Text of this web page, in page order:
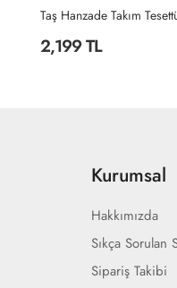
Taş Hanzade Takım
2,199 TL
Kurumsal
Hakkımızda
Sıkça Sorulan
Sipariş Takibi